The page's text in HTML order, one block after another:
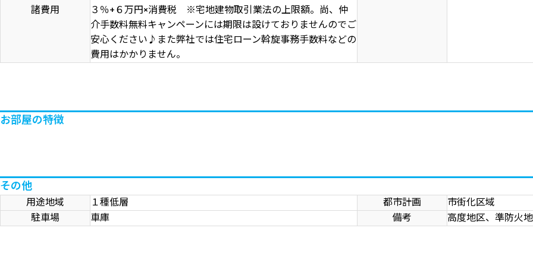
諸費用
３％+６万円×消費税 ※宅地建物取引業法の上限額。尚、仲
介手数料無料キャンペーンには期限は設けておりませんのでご
安心ください♪また弊社では住宅ローン斡旋事務手数料などの
費用はかかりません。
お部屋の特徴
その他
用途地域 １種低層 都市計画
市街化区域
駐車場
車庫 備考 高度地区、準防火